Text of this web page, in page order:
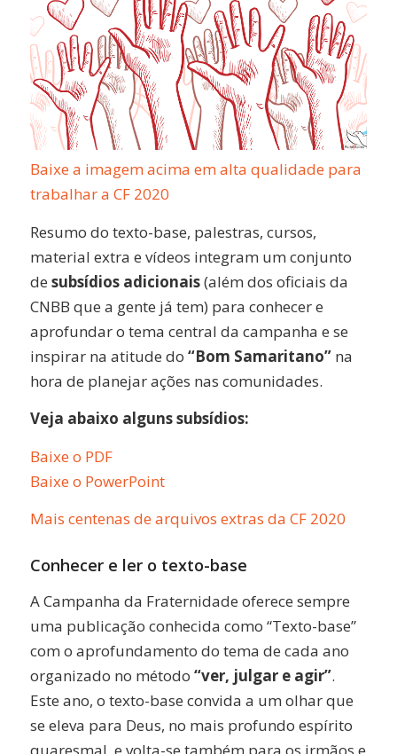
Baixe a imagem acima em alta qualidade para
trabalhar a CF 2020
Resumo do texto-base, palestras, cursos,
material extra e vídeos integram um conjunto
de subsídios adicionais(além dos oficiais da
CNBB que a gente já tem) para conhecer e
aprofundar o tema central da campanha e se
inspirar na atitude do “Bom Samaritano”na
hora de planejar ações nas comunidades.
Veja abaixo alguns subsídios:
Baixe o PDF
Baixe o PowerPoint
Mais centenas de arquivos extras da CF 2020
Conhecer e ler o texto-base
A Campanha da Fraternidade oferece sempre
uma publicação conhecida como “Texto-base”
com o aprofundamento do tema de cada ano
organizado no método “ver, julgar e agir”.
Este ano, o texto-base convida a um olhar que
se eleva para Deus, no mais profundo espírito
quaresmal, e volta-se também para os irmãos e